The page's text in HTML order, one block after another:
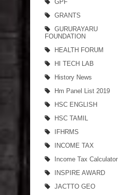
GPF
GRANTS
GURURAYARU
FOUNDATION
HEALTH FORUM
HI TECH LAB
History News
Hm Panel List 2019
HSC ENGLISH
HSC TAMIL
IFHRMS
INCOME TAX
Income Tax Calculator
INSPIRE AWARD
JACTTO GEO